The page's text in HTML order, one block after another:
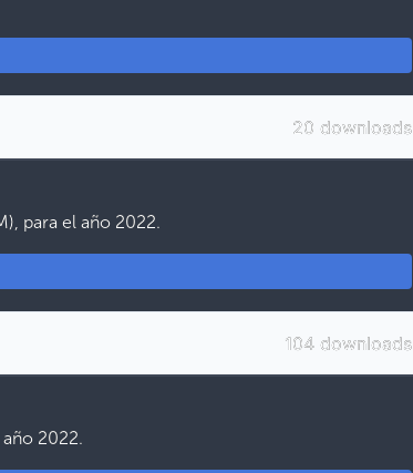
20 downloads
para el año 2022.
104 downloads
2022.